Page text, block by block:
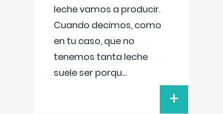
leche vamos a producir.
Cuando decimos, como
en tu caso, que no
tenemos tanta leche
suele ser porqu...
+